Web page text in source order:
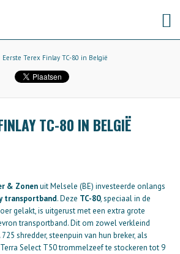
Eerste Terex Finlay TC-80 in België
TC-80 IN BELGIË
& Zonenuit Melsele (BE) investeerde onlangs
transportband. Deze TC-80, speciaal in de
gelakt, is uitgerust met een extra grote
transportband. Dit om zowel verkleind
shredder, steenpuin van hun breker, als
Select T50 trommelzeef te stockeren tot 9